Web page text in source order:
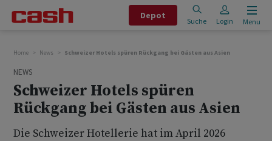
Depot
Suche Login Menu
Home News Schweizer Hotels spüren Rückgang bei Gästen aus Asien
NEWS
Schweizer Hotels spüren
Rückgang bei Gästen aus Asien
Die Schweizer Hotellerie hat im April 2026